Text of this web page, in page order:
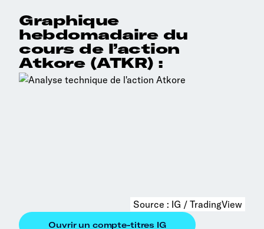
Graphique
hebdomadaire du
cours de l’action
Atkore (ATKR) :
Source : IG / TradingView